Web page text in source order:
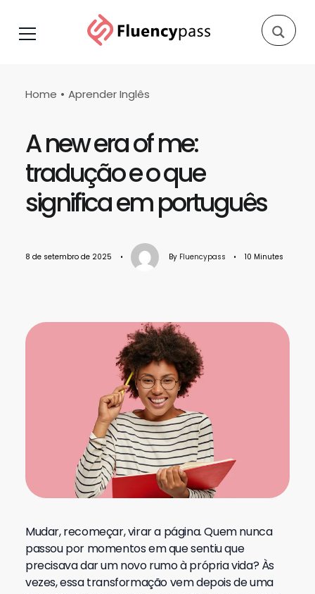
Home Aprender Inglês
A new era of me:
tradução e o que
significa em português
8 de setembro de 2025 • By Fluencypass • 10 Minutes
Mudar, recomeçar, virar a página. Quem nunca
passou por momentos em que sentiu que
precisava dar um novo rumo à própria vida? Às
vezes, essa transformação vem depois de uma